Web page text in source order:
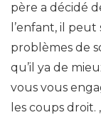
père a décidé
l’enfant, il
problèmes de
qu’il ya de
vous vous
les coups droit.